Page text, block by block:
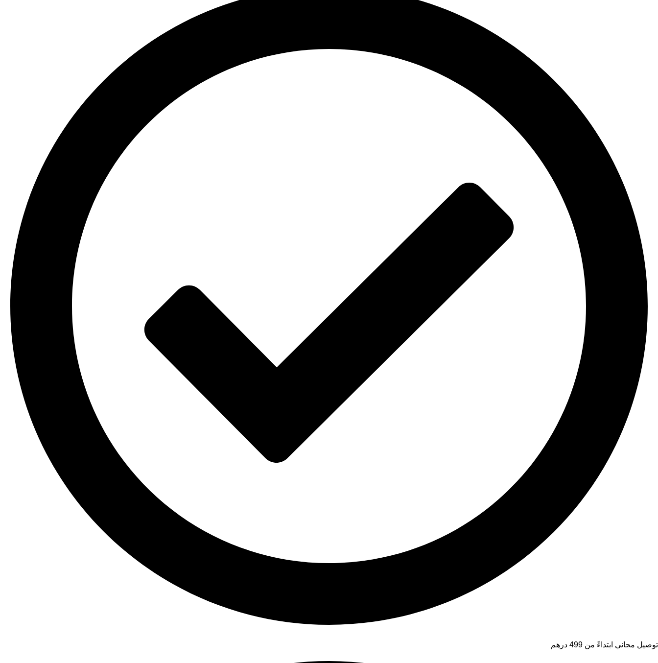
توصيل مجاني ابتداءً من 499 درهم